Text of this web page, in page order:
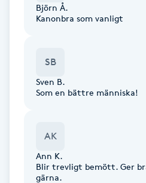
Cryoterapi
Damklippning
Dermapen
Enzympeeling
Björn Å.
Kanonbra som vanligt
SB
Sven B.
Som en bättre människa!
AK
Ann K.
Blir trevligt bemött. Ger
gärna.